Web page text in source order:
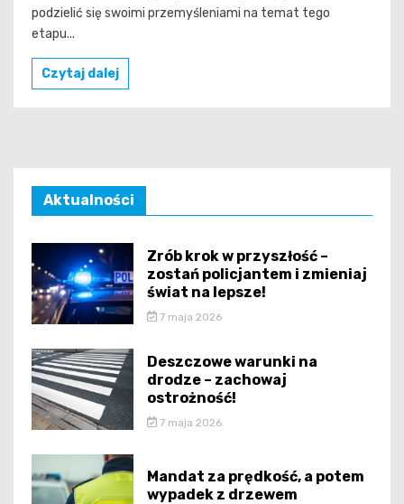
podzielić się swoimi przemyśleniami na temat tego
etapu...
Czytaj dalej
Aktualności
Zrób krok w przyszłość –
zostań policjantem i zmieniaj
świat na lepsze!
7 maja 2026
Deszczowe warunki na
drodze – zachowaj
ostrożność!
7 maja 2026
Mandat za prędkość, a potem
wypadek z drzewem